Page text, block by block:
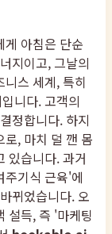
아침은 단순
지이고, 그날의
스 세계, 특히
니다. 고객의
정합니다. 하지
, 마치 덜 깬 몸
있습니다. 과거
주기식 근육'에
뀌었습니다. 오
설득, 즉 '마케팅